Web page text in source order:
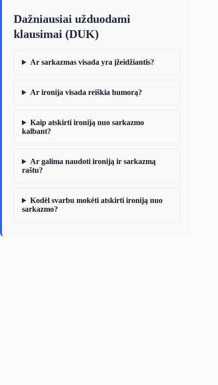
Dažniausiai užduodami
klausimai (DUK)
Ar sarkazmas visada yra įžeidžiantis?
Ar ironija visada reiškia humorą?
Kaip atskirti ironiją nuo sarkazmo
kalbant?
Ar galima naudoti ironiją ir sarkazmą
raštu?
Kodėl svarbu mokėti atskirti ironiją nuo
sarkazmo?